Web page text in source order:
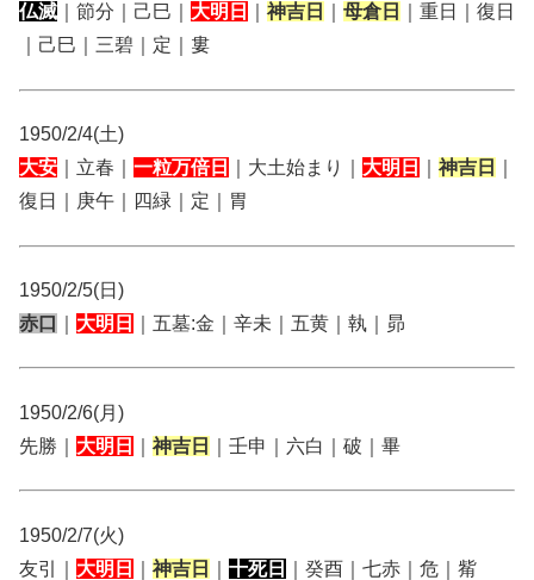
仏滅 ｜節分｜己巳｜ 大明日 神吉日 母倉日
｜重日｜復日
｜己巳｜三碧｜定｜婁
1950/2/4(土)
大安 ｜立春｜ 一粒万倍日 ｜大土始まり｜ 大明日 神吉日
復日｜庚午｜四緑｜定｜胃
1950/2/5(日)
赤口
大明日 ｜五墓:金｜辛未｜五黄｜執｜昴
1950/2/6(月)
先勝｜ 大明日 神吉日 ｜壬申｜六白｜破｜畢
1950/2/7(火)
友引｜ 大明日 神吉日 十死日 ｜癸酉｜七赤｜危｜觜